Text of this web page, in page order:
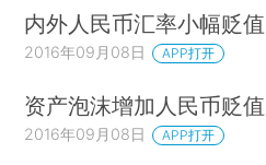
内外人民币汇率小幅贬值
2016年09月08日 APP打开
资产泡沫增加人民币贬
2016年09月08日 APP打开